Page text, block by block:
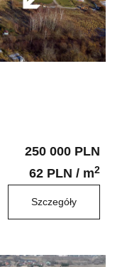
250 000 PLN
62 PLN / m2
Szczegóły